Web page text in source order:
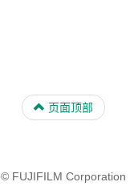
页面顶部
© FUJIFILM Corporation